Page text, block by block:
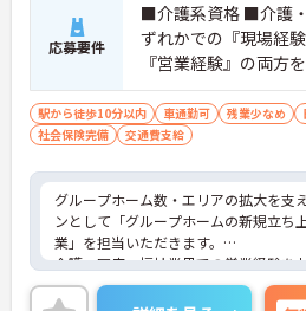
応募要件
■介護系資格 ■介護
ずれかでの『現場経
『営業経験』の両方
業の経験（施設長兼
療・福祉業界での営
ちろん大歓迎 ※入居
務の経験がある方歓
限定可)
駅から徒歩10分以内 車通勤可 残業少なめ
社会保険完備
交通費支給
グループホーム数・エリアの拡大を支
ンとして「グループホームの新規立ち
業」を担当いただきます。
介護・医療・福祉業界での営業経験を
もちろん、入居相談員の経験、採用業
ント経験のある方も即戦力としてご活